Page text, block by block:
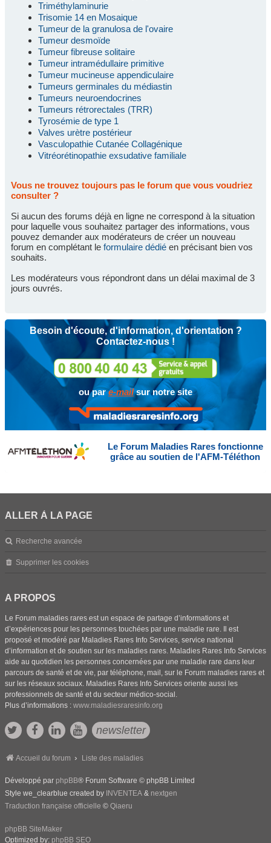
Triméthylaminurie
Trisomie 14 en Mosaique
Tumeur de la granulosa de l'ovaire
Tumeur desmoïde
Tumeur fibreuse solitaire
Tumeur intramédullaire primitive
Tumeur mucineuse appendiculaire
Tumeurs germinales du médiastin
Tumeurs neuroendocrines
Tumeurs rétrorectales (TRR)
Tyrosémie de type 1
Valves urètre postérieur
Vasculopathie Cutanée Collagénique
Vitréorétinopathie exsudative familiale
Vous ne trouvez toujours pas le forum que vous voudriez
consulter ?
Si aucun des forums déjà en ligne ne correspond à la situation
pour laquelle vous souhaitez partager des informations, vous
pouvez demander aux modérateurs de créer un nouveau
forum en complétant le formulaire dédié en précisant bien vos
souhaits.
Les modérateurs vous répondront dans un délai maximal de 3
jours ouvrés.
Besoin d'écoute, d'information, d'orientation ?
Contactez-nous !
ou pare-mailsur notre site
Le Forum Maladies Rares fonctionne
grâce au soutien de l'AFM-Téléthon
ALLER À LA PAGE
Recherche avancée
Supprimer les cookies
A PROPOS
Le Forum maladies rares est un espace de partage d’informations et
d’expériences pour les personnes touchées par une maladie rare. Il est
proposé et modéré par Maladies Rares Info Services, service national
d’information et de soutien sur les maladies rares. Maladies Rares Info Services
aide au quotidien les personnes concernées par une maladie rare dans leur
parcours de santé et de vie, par téléphone, mail, sur le Forum maladies rares et
sur les réseaux sociaux. Maladies Rares Info Services oriente aussi les
professionnels de santé et du secteur médico-social.
Plus d’informations : www.maladiesraresinfo.org
newsletter
Accueil du forum Liste des maladies
Développé par phpBB® Forum Software © phpBB Limited
Style we_clearblue created by INVENTEA & nextgen
Traduction française officielle © Qiaeru
phpBB SiteMaker
Optimized by: phpBB SEO